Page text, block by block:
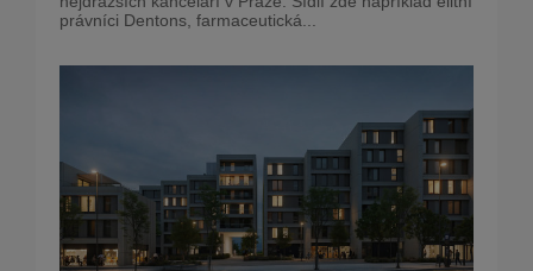
právníci Dentons, farmaceutická...